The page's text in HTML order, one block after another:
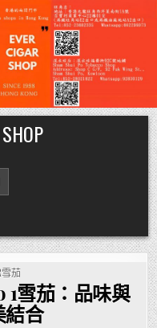
雪茄
雪茄：品味與
結合